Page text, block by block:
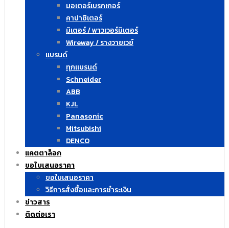
มอเตอร์เบรกเกอร์
คาปาซิเตอร์
มิเตอร์ / พาวเวอร์มิเตอร์
Wireway / รางวายเวย์
แบรนด์
ทุกแบรนด์
Schneider
ABB
KJL
Panasonic
Mitsubishi
DENCO
แคตตาล็อก
ขอใบเสนอราคา
ขอใบเสนอราคา
วิธีการสั่งซื้อและการชำระเงิน
ข่าวสาร
ติดต่อเรา